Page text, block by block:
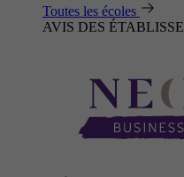
Toutes les écoles
AVIS DES